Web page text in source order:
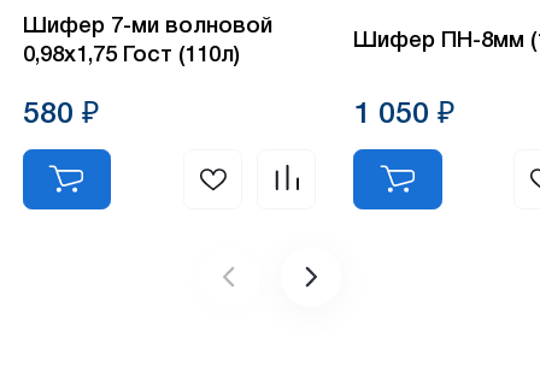
Шифер 7-ми волновой
0,98х1,75 Гост (110л)
580 ₽
Шифер ПН-8мм
1 050 ₽